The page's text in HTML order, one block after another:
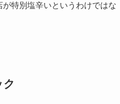
特別塩辛いというわけではな